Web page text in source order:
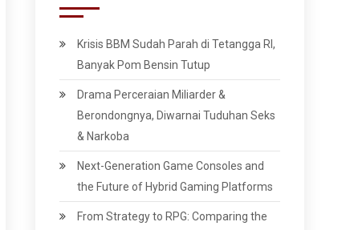
Krisis BBM Sudah Parah di Tetangga RI,
Banyak Pom Bensin Tutup
Drama Perceraian Miliarder &
Berondongnya, Diwarnai Tuduhan Seks
& Narkoba
Next-Generation Game Consoles and
the Future of Hybrid Gaming Platforms
From Strategy to RPG: Comparing the